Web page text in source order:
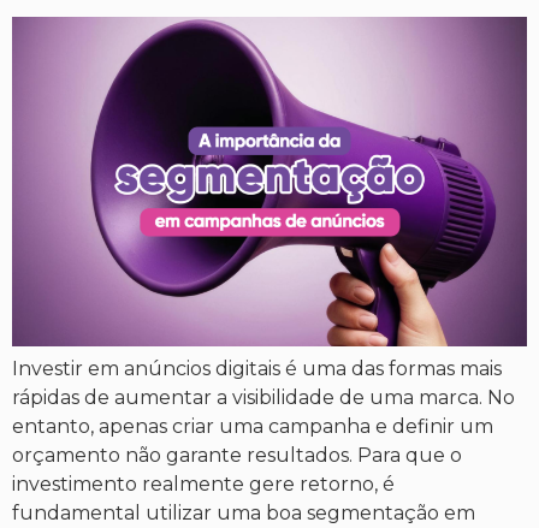
Investir em anúncios digitais é uma das formas mais
rápidas de aumentar a visibilidade de uma marca. No
entanto, apenas criar uma campanha e definir um
orçamento não garante resultados. Para que o
investimento realmente gere retorno, é
fundamental utilizar uma boa segmentação em